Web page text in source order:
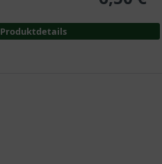
Produktdetails